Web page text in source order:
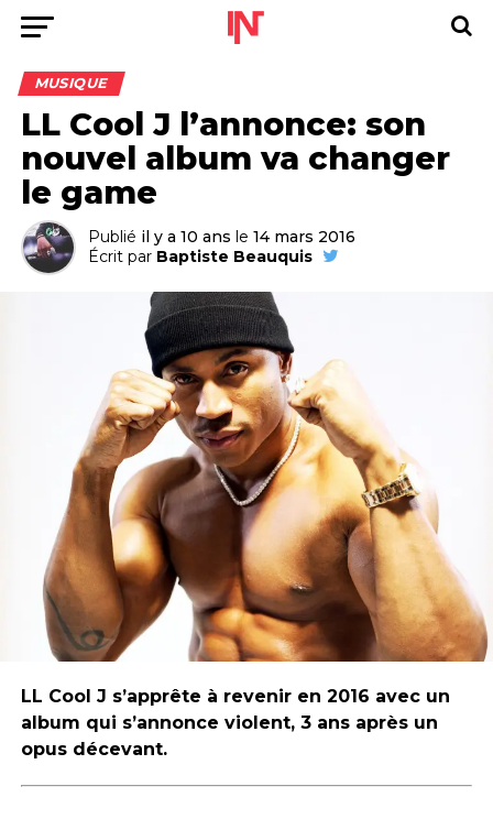
MUSIQUE
LL Cool J l’annonce: son
nouvel album va changer
le game
Publié il y a 10 ans le 14 mars 2016
Écrit par Baptiste Beauquis
LL Cool J s’apprête à revenir en 2016 avec un
album qui s’annonce violent, 3 ans après un
opus décevant.